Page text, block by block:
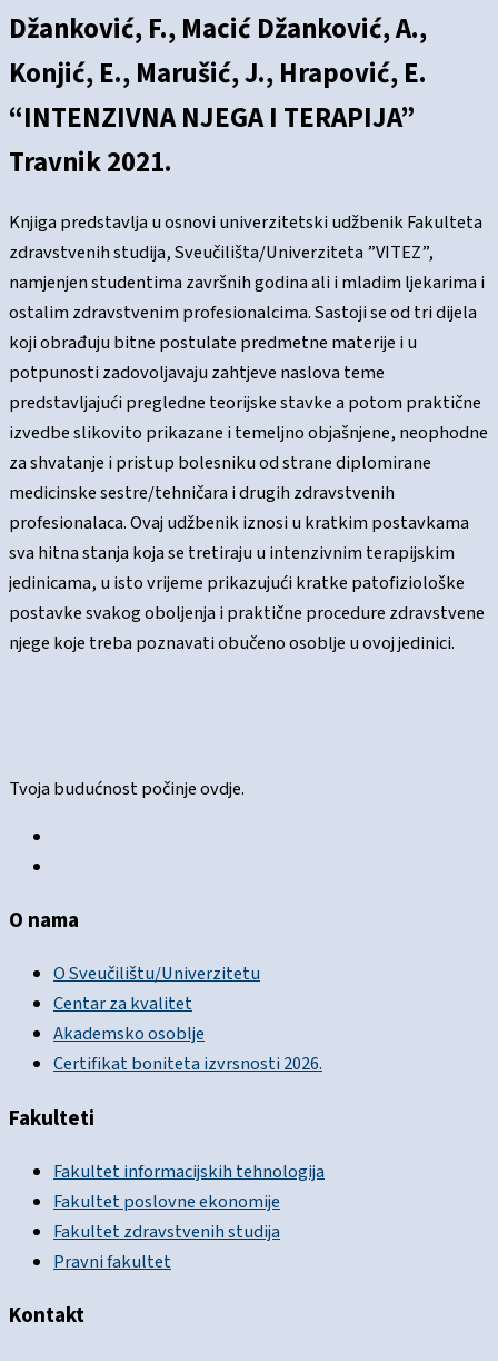
Džanković, F., Macić Džanković, A.,
Konjić, E., Marušić, J., Hrapović, E.
“INTENZIVNA NJEGA I TERAPIJA”
Travnik 2021.
Knjiga predstavlja u osnovi univerzitetski udžbenik Fakulteta
zdravstvenih studija, Sveučilišta/Univerziteta ”VITEZ”,
namjenjen studentima završnih godina ali i mladim ljekarima i
ostalim zdravstvenim profesionalcima. Sastoji se od tri dijela
koji obrađuju bitne postulate predmetne materije i u
potpunosti zadovoljavaju zahtjeve naslova teme
predstavljajući pregledne teorijske stavke a potom praktične
izvedbe slikovito prikazane i temeljno objašnjene, neophodne
za shvatanje i pristup bolesniku od strane diplomirane
medicinske sestre/tehničara i drugih zdravstvenih
profesionalaca. Ovaj udžbenik iznosi u kratkim postavkama
sva hitna stanja koja se tretiraju u intenzivnim terapijskim
jedinicama, u isto vrijeme prikazujući kratke patofiziološke
postavke svakog oboljenja i praktične procedure zdravstvene
njege koje treba poznavati obučeno osoblje u ovoj jedinici.
Tvoja budućnost počinje ovdje.
O nama
O Sveučilištu/Univerzitetu
Centar za kvalitet
Akademsko osoblje
Certifikat boniteta izvrsnosti 2026.
Fakulteti
Fakultet informacijskih tehnologija
Fakultet poslovne ekonomije
Fakultet zdravstvenih studija
Pravni fakultet
Kontakt